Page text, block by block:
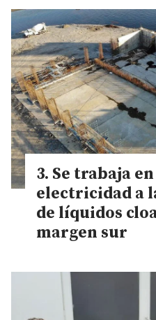
Se trabaja
electricidad a
de líquidos
margen sur